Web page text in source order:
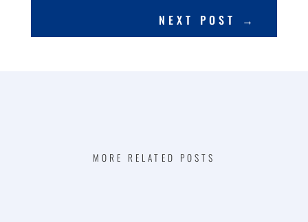
NEXT POST →
MORE RELATED POSTS